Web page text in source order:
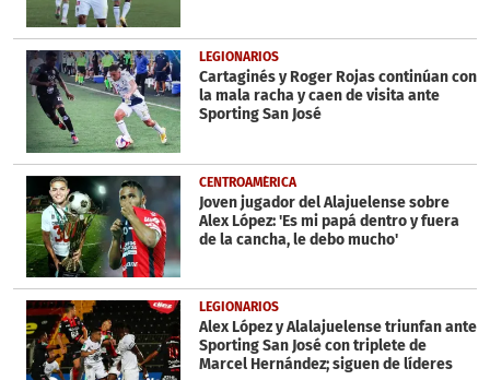
LEGIONARIOS
Cartaginés y Roger Rojas continúan con
la mala racha y caen de visita ante
Sporting San José
CENTROAMÉRICA
Joven jugador del Alajuelense sobre
Alex López: 'Es mi papá dentro y fuera
de la cancha, le debo mucho'
LEGIONARIOS
Alex López y Alalajuelense triunfan ante
Sporting San José con triplete de
Marcel Hernández; siguen de líderes